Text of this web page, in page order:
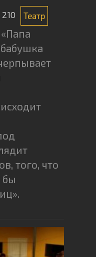
210 Театр
того, что
бы